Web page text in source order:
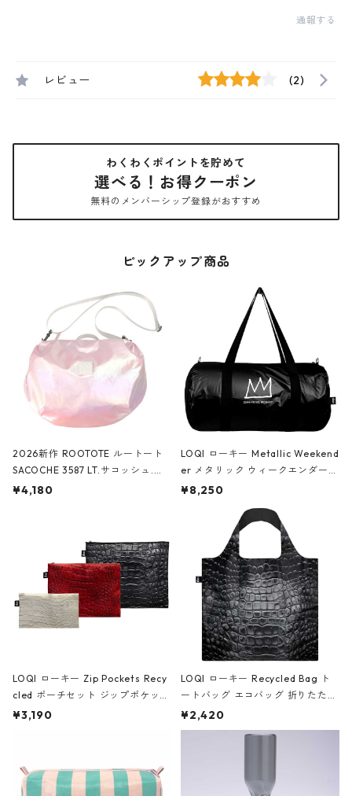
通報する
レビュー (2)
わくわくポイントを貯めて
選べる！お得クーポン
無料のメンバーシップ登録がおすすめ
ピックアップ商品
2026新作 ROOTOTE ルートート
SACOCHE 3587 LT.サコッシュ.ル
ミエ-B ショルダーバッグ グロスピ
¥4,180
LOQI ローキー Metallic Weekend
er メタリック ウィークエンダー
ボストンバッグ ショルダーバッグ
Black ジャン=ミッシェル・バスキ
ア/クラウン ブラック
¥8,250
LOQI ローキー Zip Pockets Recy
cled ポーチセット ジップポケット
ファスナーポーチ 撥水加工 トラベ
ーガンディー、オフホワイト
¥3,190
LOQI ローキー Recycled Bag ト
ートバッグ エコバッグ 折りたたみ
大きめ 撥水加工 収納ポーチ CRO
CODILE/Black クロコダイル/ブラ
¥2,420